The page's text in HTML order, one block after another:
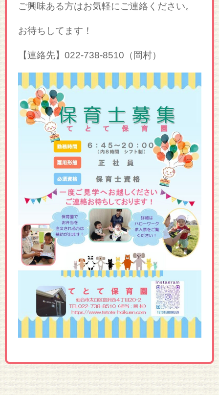
ご興味ある方はお気軽にご連絡ください。
お待ちしてます！
【連絡先】022-738-8510（岡村）